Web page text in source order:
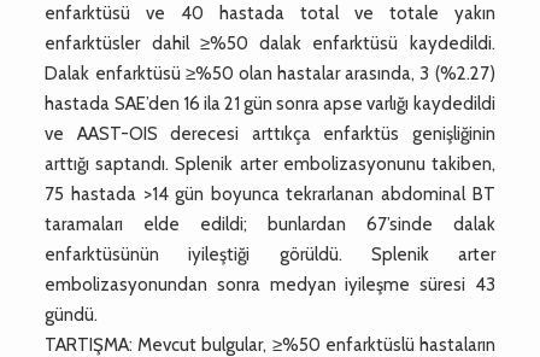
enfarktüsü ve 40 hastada total ve totale yakın
enfarktüsler dahil ≥%50 dalak enfarktüsü kaydedildi.
Dalak enfarktüsü ≥%50 olan hastalar arasında, 3 (%2.27)
hastada SAE’den 16 ila 21 gün sonra apse varlığı kaydedildi
ve AAST-OIS derecesi arttıkça enfarktüs genişliğinin
arttığı saptandı. Splenik arter embolizasyonunu takiben,
75 hastada >14 gün boyunca tekrarlanan abdominal BT
taramaları elde edildi; bunlardan 67’sinde dalak
enfarktüsünün iyileştiği görüldü. Splenik arter
embolizasyonundan sonra medyan iyileşme süresi 43
gündü.
TARTIŞMA: Mevcut bulgular, ≥%50 enfarktüslü hastaların